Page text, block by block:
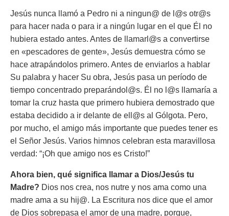
Jesús nunca llamó a Pedro ni a ningun@ de l@s otr@s
para hacer nada o para ir a ningún lugar en el que Él no
hubiera estado antes. Antes de llamarl@s a convertirse
en «pescadores de gente», Jesús demuestra cómo se
hace atrapándolos primero. Antes de enviarlos a hablar
Su palabra y hacer Su obra, Jesús pasa un período de
tiempo concentrado preparándol@s. Él no l@s llamaría a
tomar la cruz hasta que primero hubiera demostrado que
estaba decidido a ir delante de ell@s al Gólgota. Pero,
por mucho, el amigo más importante que puedes tener es
el Señor Jesús. Varios himnos celebran esta maravillosa
verdad: “¡Oh que amigo nos es Cristo!”
Ahora bien, qué significa llamar a Dios/Jesús tu
Madre? Dios nos crea, nos nutre y nos ama como una
madre ama a su hij@. La Escritura nos dice que el amor
de Dios sobrepasa el amor de una madre, porque,